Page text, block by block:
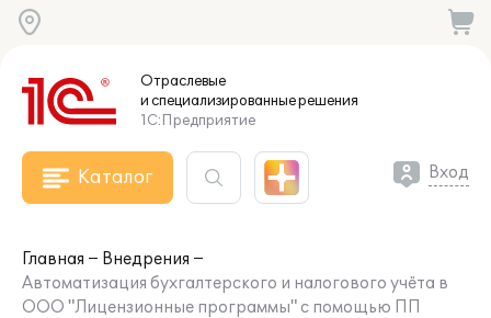
Отраслевые
и специализированныерешения
1С:Предприятие
Каталог Вход
Главная
Внедрения
Автоматизация бухгалтерского и налогового учёта в
ООО "Лицензионные программы" с помощью ПП